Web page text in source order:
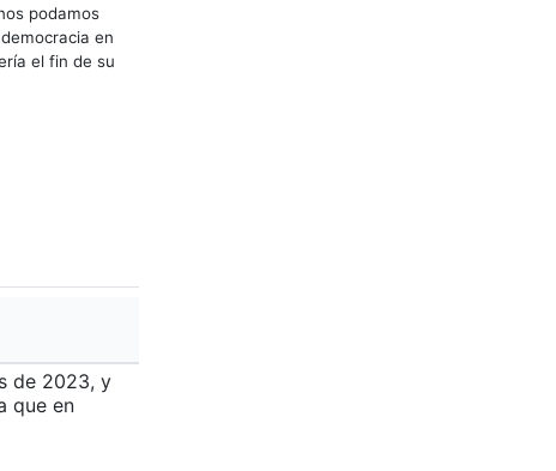
podamos
en
el fin de su
de 2023, y
que en